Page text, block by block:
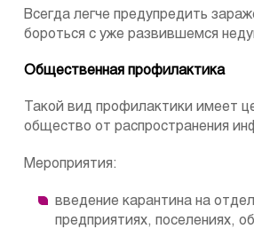
Всегда легче предупредить
бороться с уже развившемся
Общественная профилактика
Такой вид профилактики имеет
общество от распространения
Мероприятия:
введение карантина на
предприятиях, поселениях,